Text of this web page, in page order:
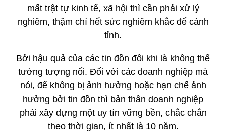
mất trật tự kinh tế, xã hội thì cần phải xử lý
nghiêm, thậm chí hết sức nghiêm khắc để cảnh
tỉnh.
Bởi hậu quả của các tin đồn đôi khi là không thể
tưởng tượng nổi. Đối với các doanh nghiệp mà
nói, để không bị ảnh hưởng hoặc hạn chế ảnh
hưởng bởi tin đồn thì bản thân doanh nghiệp
phải xây dựng một uy tín vững bền, chắc chắn
theo thời gian, ít nhất là 10 năm.